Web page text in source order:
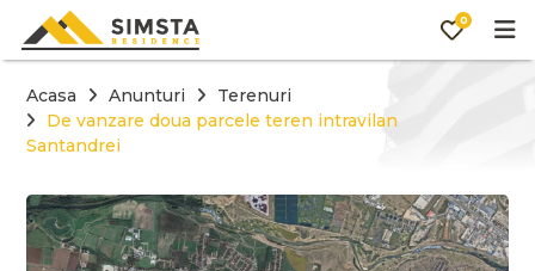
0
Acasa Anunturi
Terenuri
De vanzare doua parcele teren intravilan
Santandrei